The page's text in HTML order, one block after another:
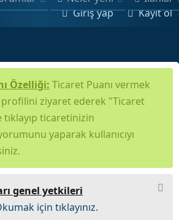
Giriş yap Kayıt ol
Özelliği: Ticaret Puanı vermek
ziyaret ederek "Ticaret
tıklayıp ticaretinizin
yaparak kullanıcıyı
genel yetkileri
için tıklayınız.